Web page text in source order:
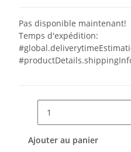
Pas disponible maintenant!
Temps d'expédition:
Ajouter au panier